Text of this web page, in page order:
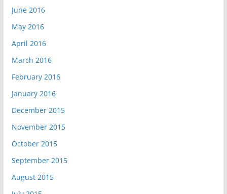
June 2016
May 2016
April 2016
March 2016
February 2016
January 2016
December 2015
November 2015
October 2015
September 2015
August 2015